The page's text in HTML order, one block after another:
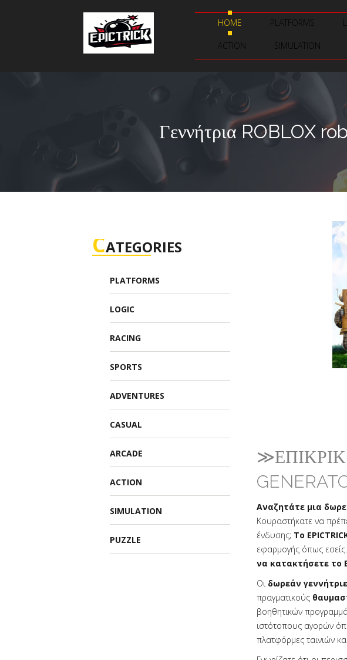
HOME PLATFORMS
ACTION SIMULATION
Γεννήτρια ROBLOX
CATEGORIES
PLATFORMS
LOGIC
RACING
SPORTS
ADVENTURES
CASUAL
ARCADE
ACTION
SIMULATION
PUZZLE
Αναζητάτε μια
Κουραστήκατε να
ένδυσης; Το
εφαρμογής όπως
να κατακτήσετε το
Οι δωρεάν
πραγματικούς
βοηθητικών
ιστότοπους αγορών
πλατφόρμες ταινιών